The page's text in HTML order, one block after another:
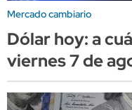
Mercado cambiario
Dólar hoy: a
viernes 7 de